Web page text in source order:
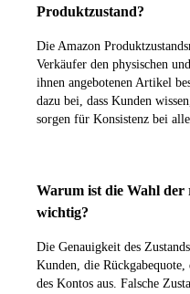
Produktzustand?
Die Amazon
Verkäufer den physischen
ihnen angebotenen Artikel
dazu bei, dass Kunden
sorgen für Konsistenz bei
Warum ist die Wahl der
wichtig?
Die Genauigkeit des
Kunden, die Rückgabequote,
des Kontos aus. Falsche